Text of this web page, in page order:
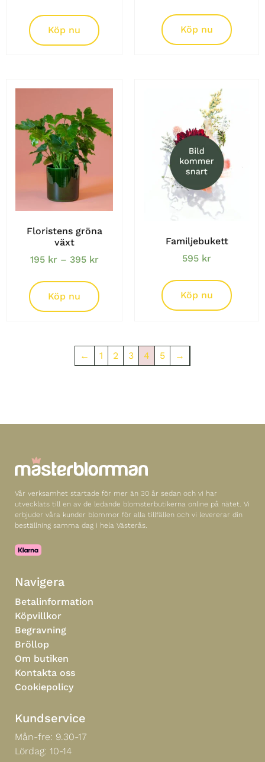
Köp nu Köp nu
Floristens gröna
växt
195 kr – 395 kr
Köp nu
Familjebukett
595 kr
Köp nu
← 1 2 3 4 5 →
Vår verksamhet startade för mer än 30 år sedan och vi har
utvecklats till en av de ledande blomsterbutikerna online på nätet. Vi
erbjuder våra kunder blommor för alla tillfällen och vi levererar din
beställning samma dag i hela Västerås.
Navigera
Betalinformation
Köpvillkor
Begravning
Bröllop
Om butiken
Kontakta oss
Cookiepolicy
Kundservice
Mån-fre: 9.30-17
Lördag: 10-14